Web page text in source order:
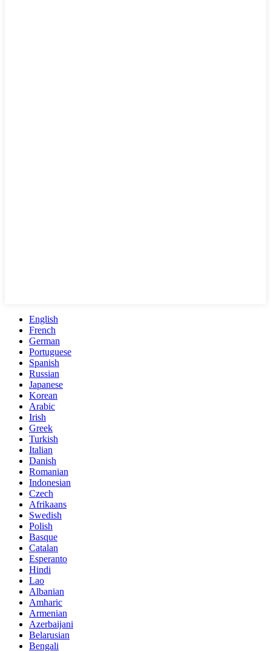
English
French
German
Portuguese
Spanish
Russian
Japanese
Korean
Arabic
Irish
Greek
Turkish
Italian
Danish
Romanian
Indonesian
Czech
Afrikaans
Swedish
Polish
Basque
Catalan
Esperanto
Hindi
Lao
Albanian
Amharic
Armenian
Azerbaijani
Belarusian
Bengali